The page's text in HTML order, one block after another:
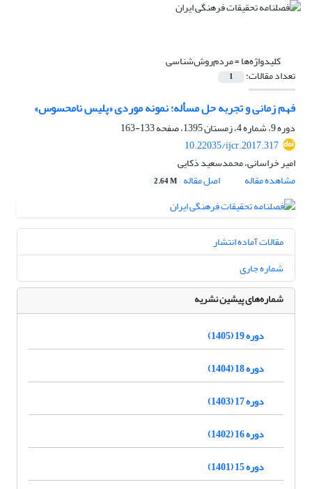
کلیدواژه‌ها =مردم‌روش‌شناسی
تعداد مقالات: 1
فهم زمانی و تجربه حل مسأله؛ نمونه موردی «پلیس نامحسوس»
دوره 9، شماره 4، زمستان 1395، صفحه
133-163
10.22035/ijcr.2017.317
امیر خراسانی، محمدسعید ذکایی
مشاهده مقاله
اصل مقاله 2.64 M
مقالات آماده انتشار
شماره جاری
شماره‌های پیشین نشریه
دوره 19 (1405)
دوره 18 (1404)
دوره 17 (1403)
دوره 16 (1402)
دوره 15 (1401)